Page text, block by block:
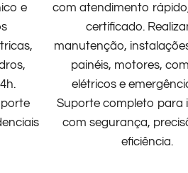
e
com atendimento
certificado.
manutenção,
painéis, motores,
elétricos e
Suporte completo para
com segurança,
eficiência.